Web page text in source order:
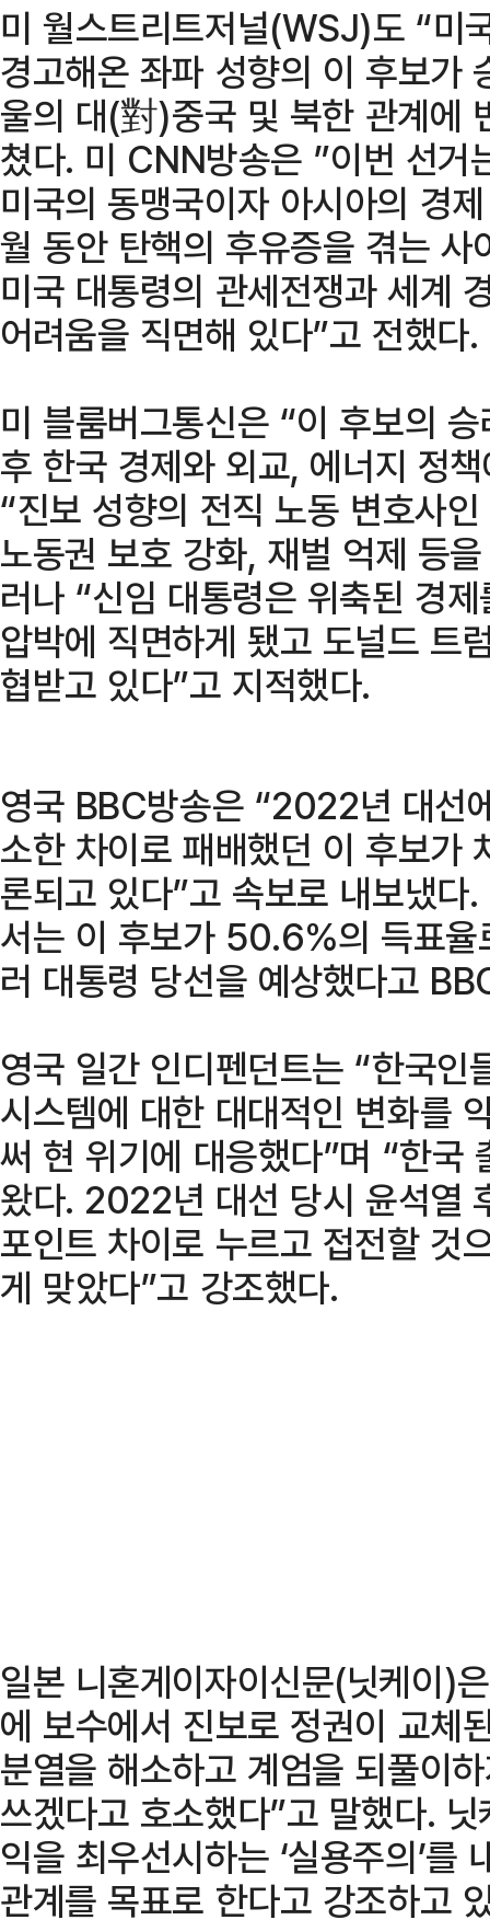
미 월스트리트저널(WSJ)도 “미
경고해온 좌파 성향의 이 후보가
울의 대(對)중국 및 북한 관계에
쳤다. 미 CNN방송은 ”이번 선거
미국의 동맹국이자 아시아의 경
월 동안 탄핵의 후유증을 겪는
미국 대통령의 관세전쟁과 세계
어려움을 직면해 있다”고 전했다.
미 블룸버그통신은 “이 후보의
후 한국 경제와 외교, 에너지 정
“진보 성향의 전직 노동 변호사
노동권 보호 강화, 재벌 억제 등
러나 “신임 대통령은 위축된 경
압박에 직면하게 됐고 도널드 트
협받고 있다”고 지적했다.
영국 BBC방송은 “2022년 대선
소한 차이로 패배했던 이 후보가
론되고 있다”고 속보로 내보냈
서는 이 후보가 50.6%의 득표
러 대통령 당선을 예상했다고
영국 일간 인디펜던트는 “한국
시스템에 대한 대대적인 변화를
써 현 위기에 대응했다”며 “한국
왔다. 2022년 대선 당시 윤석열
포인트 차이로 누르고 접전할 것
게 맞았다”고 강조했다.
일본 니혼게이자이신문(닛케이)
에 보수에서 진보로 정권이 교체
분열을 해소하고 계엄을 되풀이
쓰겠다고 호소했다”고 말했다.
익을 최우선시하는 ‘실용주의’를
관계를 목표로 한다고 강조하고